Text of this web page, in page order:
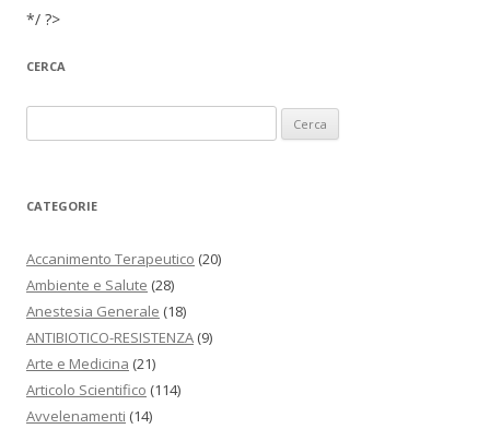
*/ ?>
CERCA
CATEGORIE
Accanimento Terapeutico (20)
Ambiente e Salute (28)
Anestesia Generale (18)
ANTIBIOTICO-RESISTENZA (9)
Arte e Medicina (21)
Articolo Scientifico (114)
Avvelenamenti (14)